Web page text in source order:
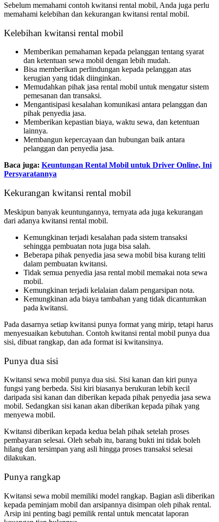
Sebelum memahami contoh kwitansi rental mobil, Anda juga perlu
memahami kelebihan dan kekurangan kwitansi rental mobil.
Kelebihan kwitansi rental mobil
Memberikan pemahaman kepada pelanggan tentang syarat
dan ketentuan sewa mobil dengan lebih mudah.
Bisa memberikan perlindungan kepada pelanggan atas
kerugian yang tidak diinginkan.
Memudahkan pihak jasa rental mobil untuk mengatur sistem
pemesanan dan transaksi.
Mengantisipasi kesalahan komunikasi antara pelanggan dan
pihak penyedia jasa.
Memberikan kepastian biaya, waktu sewa, dan ketentuan
lainnya.
Membangun kepercayaan dan hubungan baik antara
pelanggan dan penyedia jasa.
Baca juga: Keuntungan Rental Mobil untuk Driver Online, Ini
Persyaratannya
Kekurangan kwitansi rental mobil
Meskipun banyak keuntungannya, ternyata ada juga kekurangan
dari adanya kwitansi rental mobil.
Kemungkinan terjadi kesalahan pada sistem transaksi
sehingga pembuatan nota juga bisa salah.
Beberapa pihak penyedia jasa sewa mobil bisa kurang teliti
dalam pembuatan kwitansi.
Tidak semua penyedia jasa rental mobil memakai nota sewa
mobil.
Kemungkinan terjadi kelalaian dalam pengarsipan nota.
Kemungkinan ada biaya tambahan yang tidak dicantumkan
pada kwitansi.
Pada dasarnya setiap kwitansi punya format yang mirip, tetapi harus
menyesuaikan kebutuhan. Contoh kwitansi rental mobil punya dua
sisi, dibuat rangkap, dan ada format isi kwitansinya.
Punya dua sisi
Kwitansi sewa mobil punya dua sisi. Sisi kanan dan kiri punya
fungsi yang berbeda. Sisi kiri biasanya berukuran lebih kecil
daripada sisi kanan dan diberikan kepada pihak penyedia jasa sewa
mobil. Sedangkan sisi kanan akan diberikan kepada pihak yang
menyewa mobil.
Kwitansi diberikan kepada kedua belah pihak setelah proses
pembayaran selesai. Oleh sebab itu, barang bukti ini tidak boleh
hilang dan tersimpan yang asli hingga proses transaksi selesai
dilakukan.
Punya rangkap
Kwitansi sewa mobil memiliki model rangkap. Bagian asli diberikan
kepada peminjam mobil dan arsipannya disimpan oleh pihak rental.
Arsip ini penting bagi pemilik rental untuk mencatat laporan